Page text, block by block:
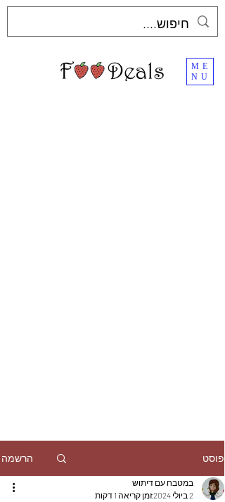
ME
NU
פוסט הרשמה
במטבח עם דיתוש
2 ביולי 2024
זמן קריאה 1 דקות